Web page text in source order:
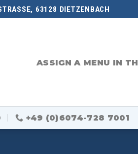
63128 DIETZENBACH
ASSIGN A MENU IN
+49 (0)6074-728 7001